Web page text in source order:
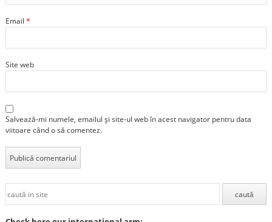
Email *
Site web
Salvează-mi numele, emailul și site-ul web în acest navigator pentru data
viitoare când o să comentez.